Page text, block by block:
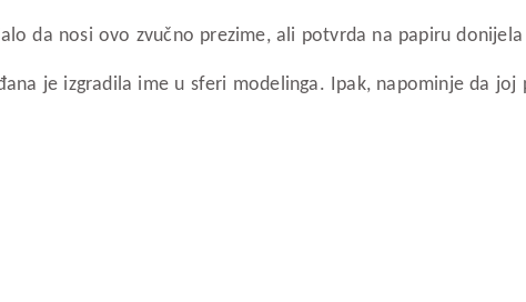
da nosi ovo zvučno prezime, ali potvrda na papiru
je izgradila ime u sferi modelinga. Ipak, napominje da